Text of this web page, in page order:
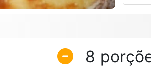
8